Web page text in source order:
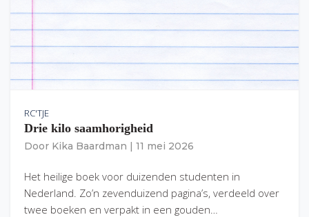
RC'TJE
Drie kilo saamhorigheid
Door Kika Baardman 11 mei 2026
Het heilige boek voor duizenden studenten in
Nederland. Zo’n zevenduizend pagina’s, verdeeld over
twee boeken en verpakt in een gouden…